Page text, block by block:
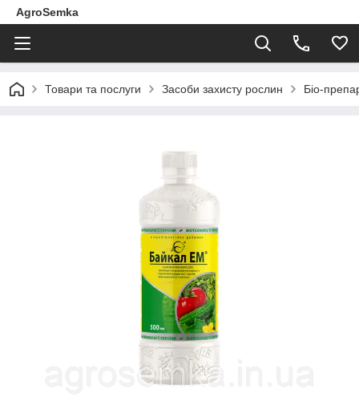
AgroSemka
Товари та послуги Засоби захисту рослин Біо-